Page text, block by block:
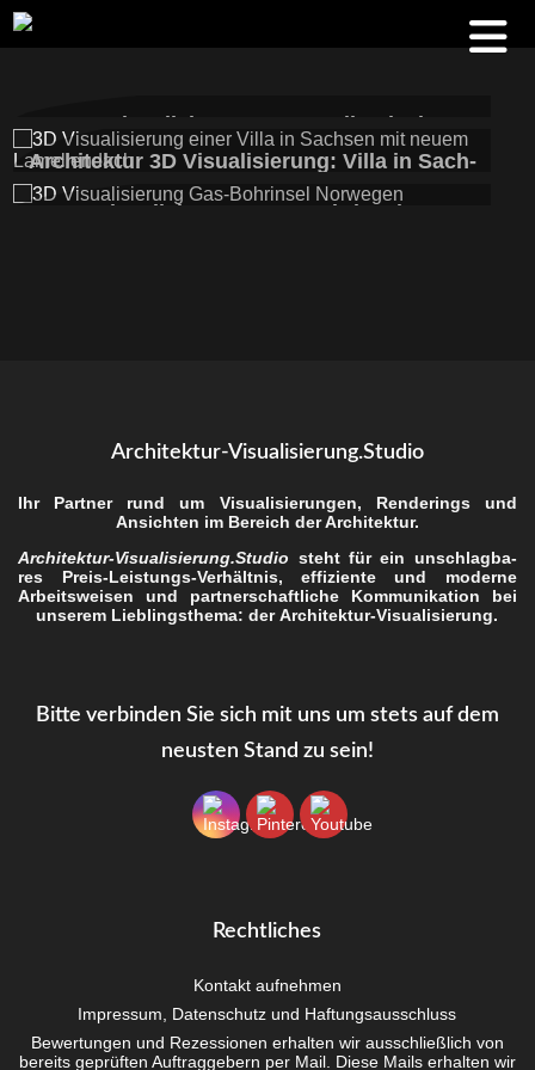
3D Visua­li­sie­rung — Lamel­len­dach
und Pool
Archi­tek­tur 3D Visua­li­sie­rung: Vil­la in Sach­
sen Sze­ne 1
3D Visua­li­sie­rung: Gas-Bohr­in­sel vor
Architektur-Visualisierung.Studio
Ihr Part­ner rund um Visua­li­sie­run­gen, Ren­de­rings und
Ansich­ten im Bereich der Architektur.
Architektur-Visualisierung.Studio steht für ein unschlag­ba­
res Preis-Leis­tungs-Ver­hält­nis, effi­zi­en­te und moder­ne
Arbeits­wei­sen und part­ner­schaft­li­che Kom­mu­ni­ka­ti­on bei
unse­rem Lieb­lings­the­ma: derArchi­tek­tur-Visua­li­sie­rung.
Bit­te ver­bin­den Sie sich mit uns um stets auf dem
neus­ten Stand zu sein!
Recht­li­ches
Kon­takt aufnehmen
Impres­sum, Daten­schutz und Haftungsausschluss
Bewer­tun­gen und Rezes­sio­nen erhal­ten wir aus­schließ­lich von
bereits geprüf­ten Auf­trag­ge­bern per Mail. Die­se Mails erhal­ten wir